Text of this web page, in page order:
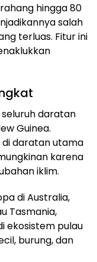
hingga 80
salah
terluas. Fitur ini
daratan
Guinea.
di daratan utama
karena
iklim.
di Australia,
Tasmania,
ekosistem pulau
burung, dan